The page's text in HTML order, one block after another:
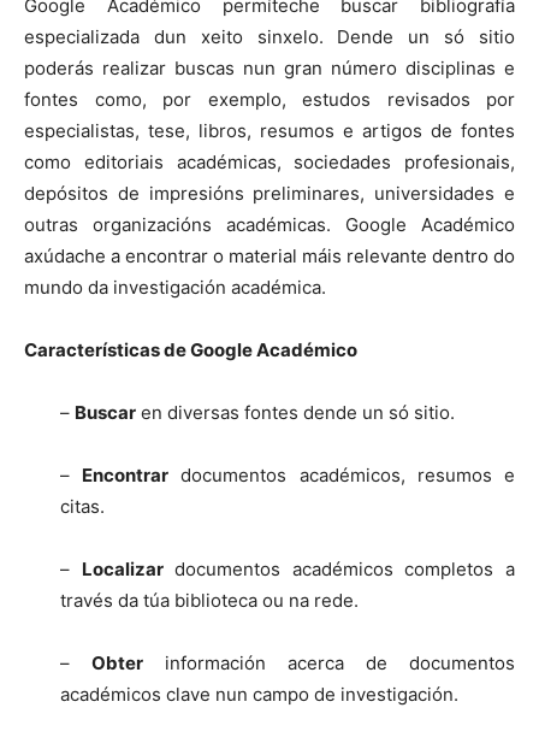
Google Académico permíteche buscar bibliografía
especializada dun xeito sinxelo. Dende un só sitio
poderás realizar buscas nun gran número disciplinas e
fontes como, por exemplo, estudos revisados por
especialistas, tese, libros, resumos e artigos de fontes
como editoriais académicas, sociedades profesionais,
depósitos de impresións preliminares, universidades e
outras organizacións académicas. Google Académico
axúdache a encontrar o material máis relevante dentro do
mundo da investigación académica.
Características de Google Académico
– Buscar en diversas fontes dende un só sitio.
– Encontrar documentos académicos, resumos e
citas.
– Localizardocumentos académicos completos a
través da túa biblioteca ou na rede.
– Obter información acerca de documentos
académicos clave nun campo de investigación.